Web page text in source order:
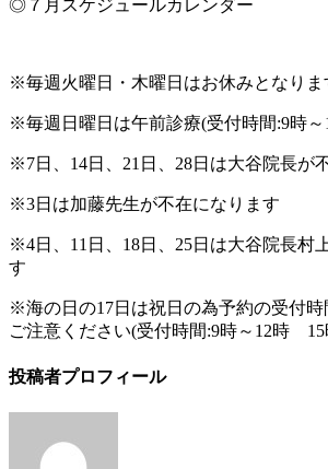
◎７月スケジュールカレンダー
※毎週火曜日・木曜日はお休みとなりま
※毎週日曜日は午前診療(受付時間:9時～
※7日、14日、21日、28日は大谷院長が
※3日は加藤先生が不在になります
※4日、11日、18日、25日は大谷院長村
す
※海の日の17日は祝日の為予約の受付
ご注意ください(受付時間:9時～12時 15
投稿者プロフィール